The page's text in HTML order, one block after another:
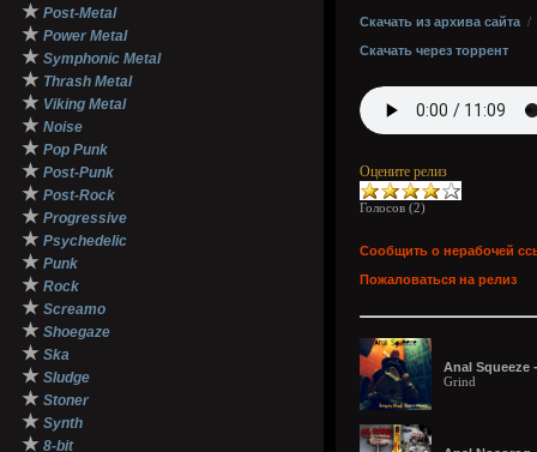
★ Post-Metal
★ Power Metal
★ Symphonic Metal
★ Thrash Metal
★ Viking Metal
★ Noise
★ Pop Punk
★ Post-Punk
★ Post-Rock
★ Progressive
★ Psychedelic
★ Punk
★ Rock
★ Screamo
★ Shoegaze
★ Ska
★ Sludge
★ Stoner
★ Synth
★ 8-bit
Скачать из архива сайта /
Скачать через торрент
Оцените релиз
Голосов (2)
Сообщить о нерабочей
Пожаловаться на релиз
Anal Squeeze
Grind